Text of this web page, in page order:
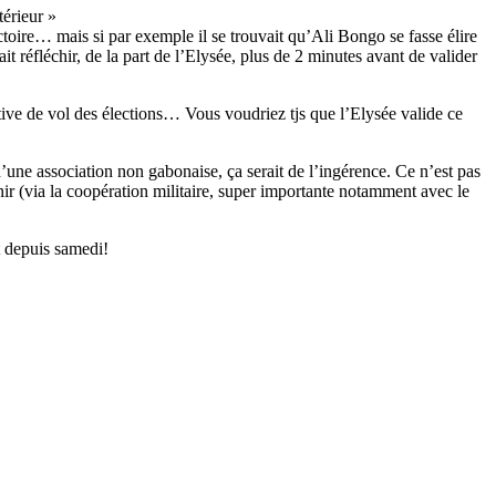
»
mais si par exemple il se trouvait qu’Ali Bongo se fasse élire
réfléchir, de la part de l’Elysée, plus de 2 minutes avant de valider
de vol des élections… Vous voudriez tjs que l’Elysée valide ce
association non gabonaise, ça serait de l’ingérence. Ce n’est pas
(via la coopération militaire, super importante notamment avec le
samedi!